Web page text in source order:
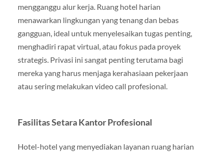
mengganggu alur kerja. Ruang hotel harian
menawarkan lingkungan yang tenang dan bebas
gangguan, ideal untuk menyelesaikan tugas penting,
menghadiri rapat virtual, atau fokus pada proyek
strategis. Privasi ini sangat penting terutama bagi
mereka yang harus menjaga kerahasiaan pekerjaan
atau sering melakukan video call profesional.
Fasilitas Setara Kantor Profesional
Hotel-hotel yang menyediakan layanan ruang harian